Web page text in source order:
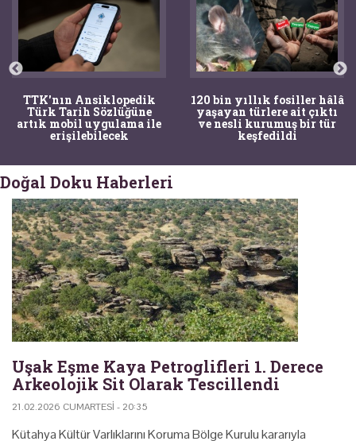
TTK'nın Ansiklopedik
Türk Tarih Sözlüğüne
artık mobil uygulama ile
erişilebilecek
120 bin yıllık fosiller hâlâ
yaşayan türlere ait çıktı
ve nesli kurumuş bir tür
keşfedildi
Doğal Doku Haberleri
Uşak Eşme Kaya Petroglifleri 1. Derece
Arkeolojik Sit Olarak Tescillendi
21.02.2026 CUMARTESI - 20:35
Kütahya Kültür Varlıklarını Koruma Bölge Kurulu kararıyla